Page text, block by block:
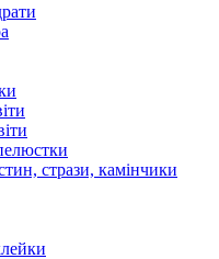
стрази, камінчики